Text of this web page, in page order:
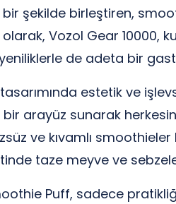
şekilde birleştiren,
Vozol Gear 10000,
de adeta bir
estetik ve
bir arayüz sunarak
ve kıvamlı smoothieler
taze meyve ve
Puff, sadece